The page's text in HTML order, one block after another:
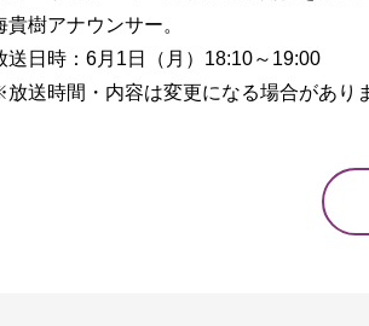
貴樹アナウンサー。
送日時：6月1日（月）18:10～19:00
送時間・内容は変更になる場合があり